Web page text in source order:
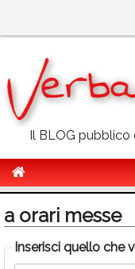
Il BLOG pubblico
Politica
Sport
a orari messe
Inserisci quello che